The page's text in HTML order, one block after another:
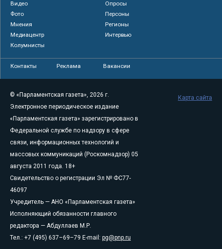
Видео
Опросы
Фото
Персоны
Мнения
Регионы
Медиацентр
Интервью
Колумнисты
Контакты Реклама Вакансии
© «Парламентская газета», 2026 г.
Электронное периодическое издание
«Парламентская газета» зарегистрировано в
Федеральной службе по надзору в сфере
связи, информационных технологий и
массовых коммуникаций (Роскомнадзор) 05
августа 2011 года. 18+
Свидетельство о регистрации Эл № ФС77-
46097
Учредитель — АНО «Парламентская газета»
Исполняющий обязанности главного
редактора — Абдуллаев М.Р.
Тел.: +7 (495) 637–69–79 E-mail: pg@pnp.ru
Карта сайта